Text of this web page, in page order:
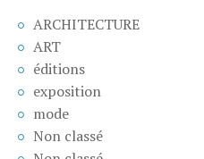
ARCHITECTURE
ART
éditions
exposition
mode
Non classé